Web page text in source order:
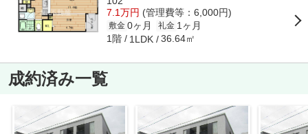
7.1万円 (管理費等：6,000円)
敷金 0ヶ月 礼金 1ヶ月
1階 1LDK 36.64㎡
成約済み一覧